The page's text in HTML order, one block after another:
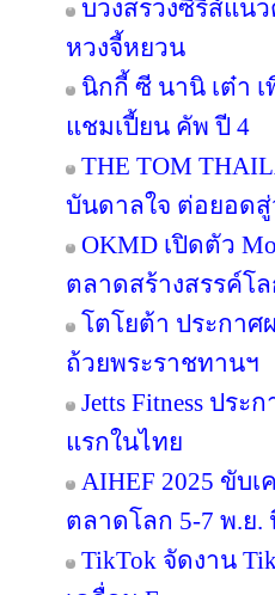
บวงสรวงซีรีส์แน
หวงจี้หยวน
นิกกี้ ซี นานิ เต๋า
แชมเปี้ยน คัพ ปี 4
THE TOM
บันดาลใจ ต่อยอดสู่
OKMD เปิดตัว
ตลาดสร้างสรรค์โล
โตโยต้า ประกาศผ
ถ้วยพระราชทานฯ
Jetts Fitness ปร
แรกในไทย
AIHEF 2025 ขับ
ตลาดโลก 5-7 พ.ย.
TikTok จัดงาน